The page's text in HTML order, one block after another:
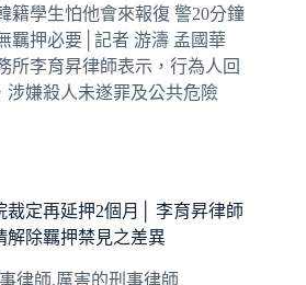
籍學生怕他會來報復 警20分鐘
羈押必要│記者 游濤 孟國華
所李育昇律師表示，行為人回
涉嫌殺人未遂罪及公共危險
裁定再延押2個月│ 李育昇律師
解除羈押禁見之差異